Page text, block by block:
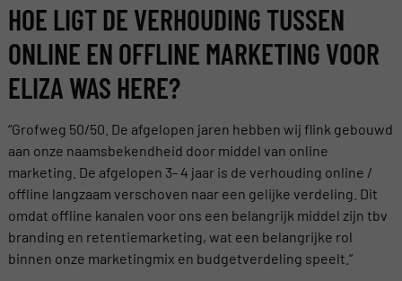
HOE LIGT DE VERHOUDING TUSSEN
ONLINE EN OFFLINE MARKETING VOOR
ELIZA WAS HERE?
“Grofweg 50/50. De afgelopen jaren hebben wij flink gebouwd
aan onze naamsbekendheid door middel van online
marketing. De afgelopen 3- 4 jaar is de verhouding online /
offline langzaam verschoven naar een gelijke verdeling. Dit
omdat offline kanalen voor ons een belangrijk middel zijn tbv
branding en retentiemarketing, wat een belangrijke rol
binnen onze marketingmix en budgetverdeling speelt.”